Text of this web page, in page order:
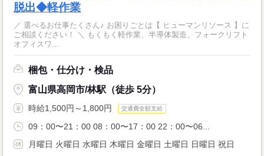
脱出◆軽作業
／ 選べるお仕事たくさん♪ お困りごとは【 ヒューマンリソース 】に
ご相談ください！ ＼ もくもく軽作業、半導体製造、フォークリフト
オフィスワ...
梱包・仕分け・検品
富山県高岡市/林駅（徒歩 5分）
時給1,500円～1,800円 交通費全額支給
09：00〜21：00 08：00〜17：00 22：00〜06...
月曜日 火曜日 水曜日 木曜日 金曜日 土曜日 日曜日 祝日